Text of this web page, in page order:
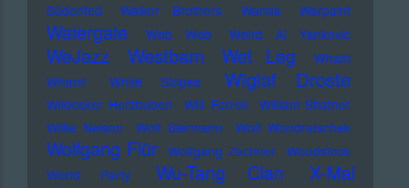
Südenfed
Walker Brothers Wanda Warpaint
Watergate Web Web Weird Al Yankovic
WeJazz Westbam Wet Leg
Wham
Wham!
White Stripes Wiglaf Droste
Wildecker Herzbuben Will Ferrell
William Shatner
Willie Nelson
Wolf Biermann Wolf Wondratschek
Wolfgang Flür Wolfgang Zechner
Woodstock
World Party
Wu-Tang Clan
X-Mal